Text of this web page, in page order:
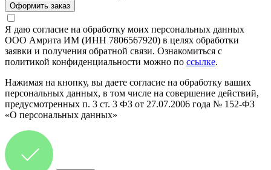
Я даю согласие на обработку моих персональных данных
ООО Амрита ИМ (ИНН 7806567920) в целях обработки
заявки и получения обратной связи. Ознакомиться с
политикой конфиденциальности можно по ссылке.
Нажимая на кнопку, вы даете согласие на обработку ваших
персональных данных, в том числе на совершение действий,
предусмотренных п. 3 ст. 3 ФЗ от 27.07.2006 года № 152-ФЗ
«О персональных данных»